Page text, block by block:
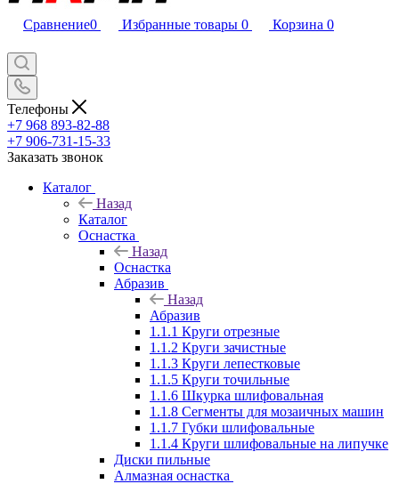
Сравнение0 Избранные товары 0 Корзина 0
Телефоны
+7 968 893-82-88
+7 906-731-15-33
Заказать звонок
Каталог
Назад
Каталог
Оснастка
Назад
Оснастка
Абразив
Назад
Абразив
1.1.1 Круги отрезные
1.1.2 Круги зачистные
1.1.3 Круги лепестковые
1.1.5 Круги точильные
1.1.6 Шкурка шлифовальная
1.1.8 Сегменты для мозаичных машин
1.1.7 Губки шлифовальные
1.1.4 Круги шлифовальные на липучке
Диски пильные
Алмазная оснастка